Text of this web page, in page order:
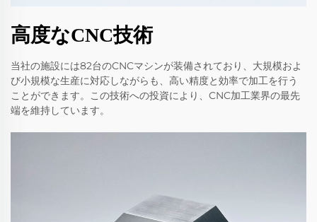
高度なCNC技術
当社の施設には82台のCNCマシンが装備されており、大規模およ
び小規模な生産に対応しながらも、高い精度と効率で加工を行う
ことができます。この技術への投資により、CNC加工業界の最先
端を維持しています。